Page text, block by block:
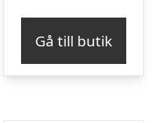
Gå till butik